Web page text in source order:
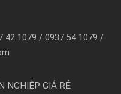
42 1079 / 0937 54 1079 /
NGHIỆP GIÁ RẺ